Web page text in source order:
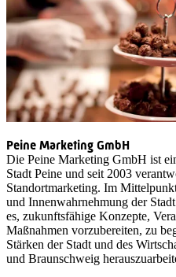
Peine Marketing GmbH
Die Peine Marketing GmbH ist
Stadt Peine und seit 2003
Standortmarketing. Im
und Innenwahrnehmung der
es, zukunftsfähige Konzepte,
Maßnahmen vorzubereiten, zu
Stärken der Stadt und des
und Braunschweig